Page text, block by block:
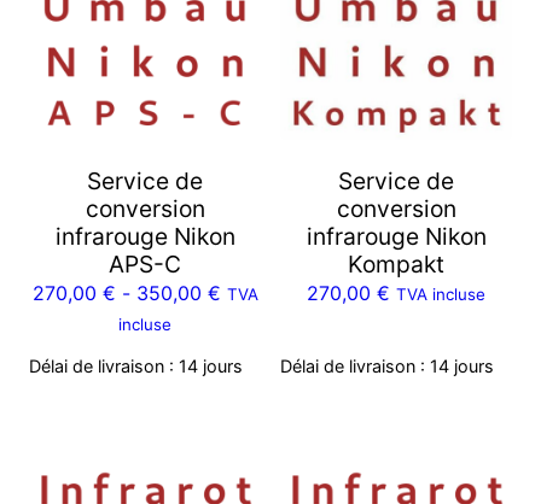
Service de
conversion
infrarouge Nikon
APS-C
270,00 € - 350,00 € TVA
incluse
Délai de livraison : 14 jours
Service de
conversion
infrarouge Nikon
Kompakt
270,00 € TVA incluse
Délai de livraison : 14 jours